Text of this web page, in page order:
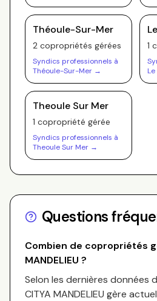
Théoule-Sur-Mer
2 copropriétés gérées
Syndics professionnels à
Théoule-Sur-Mer →
1
Theoule Sur Mer
1 copropriété gérée
Syndics professionnels à
Theoule Sur Mer →
Questions
Combien de copropriétés
MANDELIEU ?
Selon les dernières données
CITYA MANDELIEU gère